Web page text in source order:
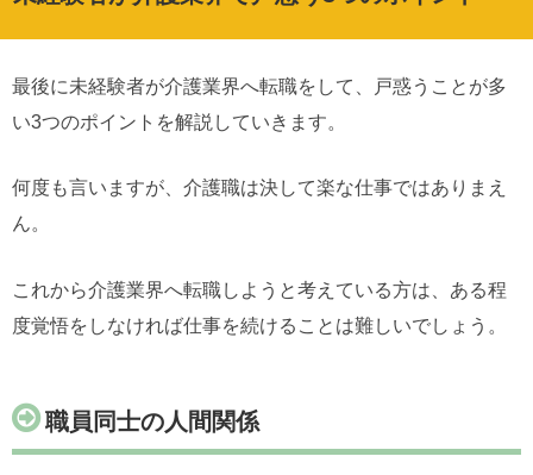
最後に未経験者が介護業界へ転職をして、戸惑うことが多
い3つのポイントを解説していきます。
何度も言いますが、介護職は決して楽な仕事ではありまえ
ん。
これから介護業界へ転職しようと考えている方は、ある程
度覚悟をしなければ仕事を続けることは難しいでしょう。
職員同士の人間関係